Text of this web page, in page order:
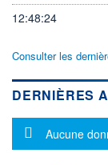
12:48:24
Consulter les
DERNIÈRES
Message
Aucune